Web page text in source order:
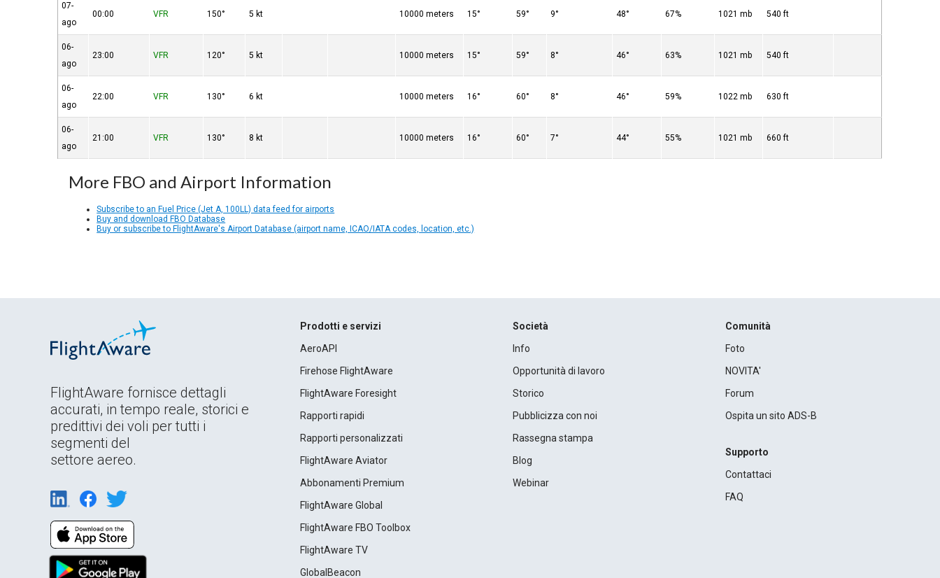
07-
ago
00:00 VFR 150° 5 kt 10000 meters 15° 59° 9° 48° 67% 1021 mb 540 ft
06-
ago
23:00 VFR 120° 5 kt 10000 meters 15° 59° 8° 46° 63% 1021 mb 540 ft
06-
ago
22:00 VFR 130° 6 kt 10000 meters 16° 60° 8° 46° 59% 1022 mb 630 ft
06-
ago
21:00 VFR 130° 8 kt 10000 meters 16° 60° 7° 44° 55% 1021 mb 660 ft
More FBO and Airport Information
Subscribe to an Fuel Price (Jet A, 100LL) data feed for airports
Buy and download FBO Database
Buy or subscribe to FlightAware's Airport Database (airport name, ICAO/IATA codes, location, etc.)
FlightAware fornisce dettagli
accurati, in tempo reale, storici e
predittivi dei voli per tutti i
segmenti del
settore aereo.
Prodotti e servizi
AeroAPI
Firehose FlightAware
FlightAware Foresight
Rapporti rapidi
Rapporti personalizzati
FlightAware Aviator
Abbonamenti Premium
FlightAware Global
FlightAware FBO Toolbox
FlightAware TV
GlobalBeacon
Società
Info
Opportunità di lavoro
Storico
Pubblicizza con noi
Rassegna stampa
Blog
Webinar
Comunità
Foto
NOVITA'
Forum
Ospita un sito ADS-B
Supporto
Contattaci
FAQ